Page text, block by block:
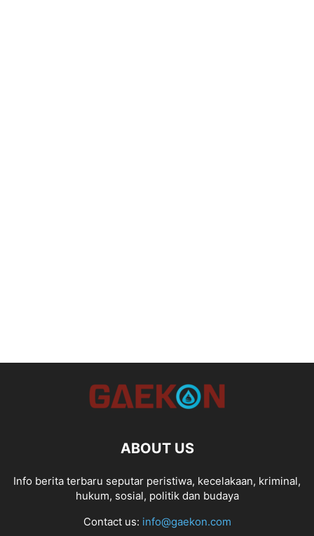
ABOUT US
Info berita terbaru seputar peristiwa, kecelakaan, kriminal,
hukum, sosial, politik dan budaya
Contact us: info@gaekon.com